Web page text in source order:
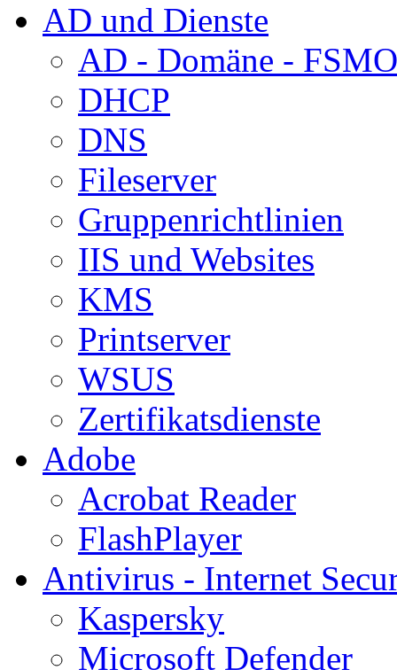
AD und Dienste
AD - Domäne - FSMO
DHCP
DNS
Fileserver
Gruppenrichtlinien
IIS und Websites
KMS
Printserver
WSUS
Zertifikatsdienste
Adobe
Acrobat Reader
FlashPlayer
Antivirus - Internet
Kaspersky
Microsoft Defender